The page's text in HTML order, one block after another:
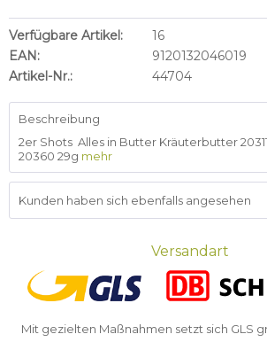
Verfügbare Artikel:
16
EAN:
9120132046019
Artikel-Nr.:
44704
Beschreibung
2er Shots Alles in Butter Kräuterbutter
20360 29g mehr
Kunden haben sich ebenfalls angesehen
Versandart
Mit gezielten Maßnahmen setzt sich GLS